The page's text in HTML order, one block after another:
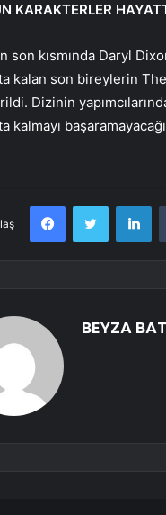
KARAKTERLER
son kısmında Daryl
kalan son bireylerin
Dizinin
kalmayı
FacebookTwitter
BEYZA